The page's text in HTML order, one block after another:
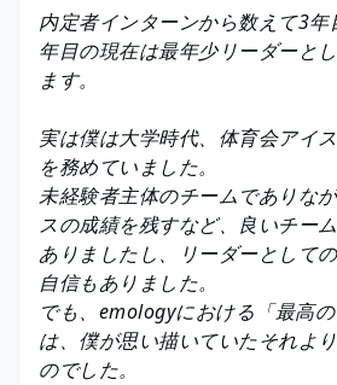
内定者インターンから数えて3
年目の現在は最年少リーダーと
ます。
実は僕は大学時代、体育会アイ
を務めていました。
未経験者主体のチームでありな
スの成績を残すなど、良いチー
ありましたし、リーダーとして
自信もありました。
でも、emologyにおける「最高
は、僕が思い描いていたそれよ
のでした。